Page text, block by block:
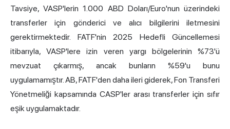
Tavsiye, VASP'lerin 1.000 ABD Doları/Euro'nun üzerindeki
transferler için gönderici ve alıcı bilgilerini iletmesini
gerektirmektedir. FATF'nin 2025 Hedefli Güncellemesi
itibarıyla, VASP'lere izin veren yargı bölgelerinin %73'ü
mevzuat çıkarmış, ancak bunların %59'u bunu
uygulamamıştır. AB, FATF'den daha ileri giderek, Fon Transferi
Yönetmeliği kapsamında CASP'ler arası transferler için sıfır
eşik uygulamaktadır.